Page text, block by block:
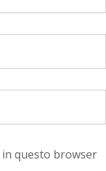
in questo browser